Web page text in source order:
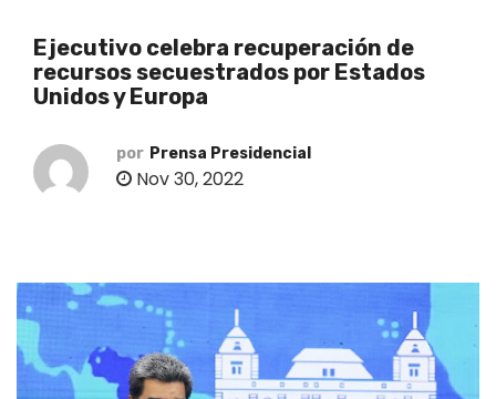
Ejecutivo celebra recuperación de
recursos secuestrados por Estados
Unidos y Europa
por Prensa Presidencial
Nov 30, 2022